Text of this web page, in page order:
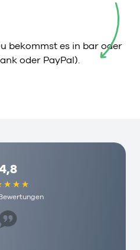
bekommst es in bar oder
oder PayPal).